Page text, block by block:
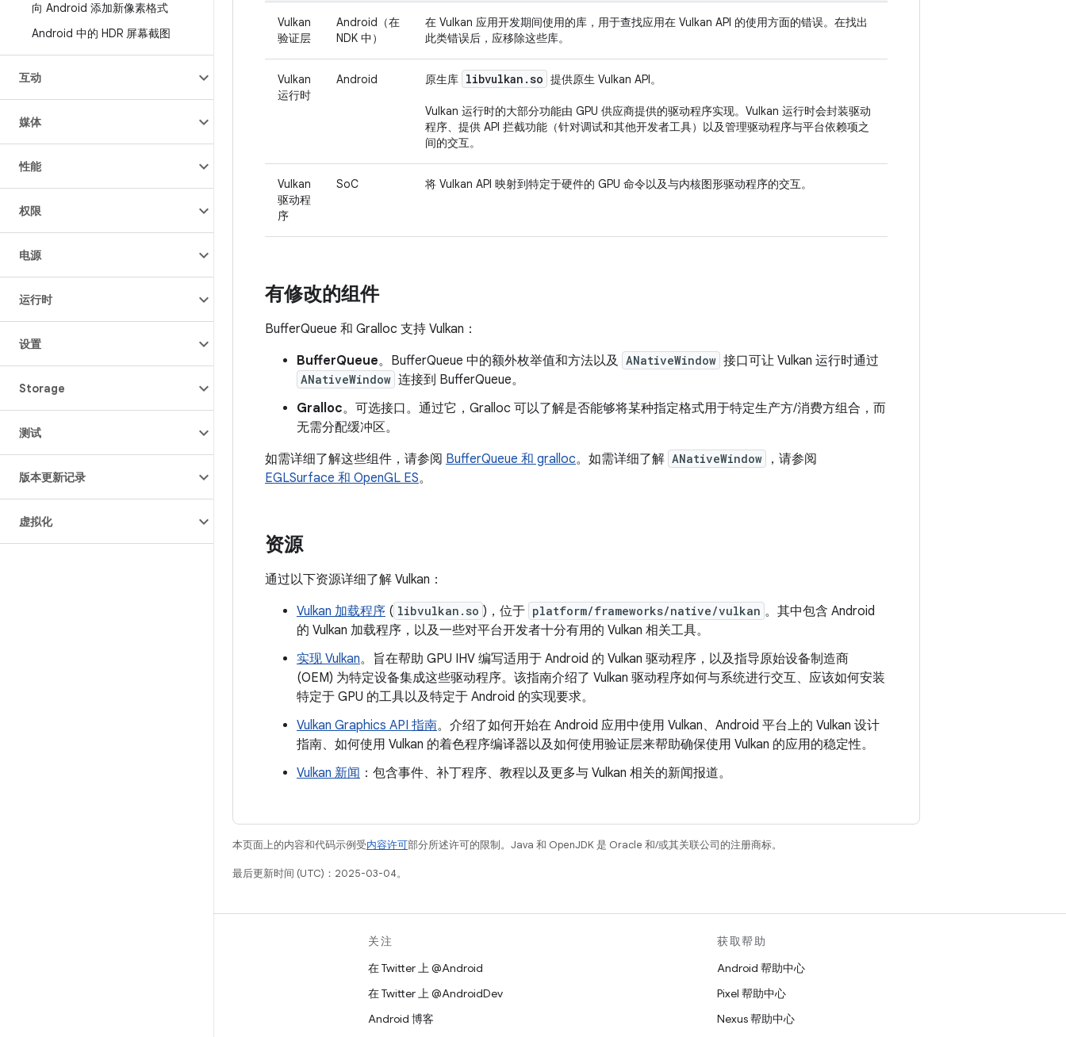
向 Android 添加新像素格式
Android 中的 HDR 屏幕截图
互动
媒体
性能
权限
电源
运行时
设置
Storage
测试
版本更新记录
虚拟化
Vulkan
验证层
Android（在
NDK 中）
在 Vulkan 应用开发期间使用的库，用于查找应用在 Vulkan API 的使用方面的错误。在找出
此类错误后，应移除这些库。
Vulkan
运行时
Android 原生库 libvulkan .so 提供原生 Vulkan API。
Vulkan 运行时的大部分功能由 GPU 供应商提供的驱动程序实现。Vulkan 运行时会封装驱动
程序、提供 API 拦截功能（针对调试和其他开发者工具）以及管理驱动程序与平台依赖项之
间的交互。
Vulkan
驱动程
序
SoC 将 Vulkan API 映射到特定于硬件的 GPU 命令以及与内核图形驱动程序的交互。
有修改的组件
BufferQueue 和 Gralloc 支持 Vulkan：
BufferQueue。BufferQueue 中的额外枚举值和方法以及 ANativeWindow 接口可让 Vulkan 运行时通过
ANativeWindow 连接到 BufferQueue。
Gralloc。可选接口。通过它，Gralloc 可以了解是否能够将某种指定格式用于特定生产方/消费方组合，而
无需分配缓冲区。
如需详细了解这些组件，请参阅 BufferQueue 和 gralloc。如需详细了解 ANativeWindow
，请参阅
EGLSurface 和 OpenGL ES。
资源
通过以下资源详细了解 Vulkan：
Vulkan 加载程序 ( libvulkan.so )，位于 platform/frameworks/native/vulkan 。其中包含 Android
的 Vulkan 加载程序，以及一些对平台开发者十分有用的 Vulkan 相关工具。
实现 Vulkan。旨在帮助 GPU IHV 编写适用于 Android 的 Vulkan 驱动程序，以及指导原始设备制造商
(OEM) 为特定设备集成这些驱动程序。该指南介绍了 Vulkan 驱动程序如何与系统进行交互、应该如何安装
特定于 GPU 的工具以及特定于 Android 的实现要求。
Vulkan Graphics API 指南。介绍了如何开始在 Android 应用中使用 Vulkan、Android 平台上的 Vulkan 设计
指南、如何使用 Vulkan 的着色程序编译器以及如何使用验证层来帮助确保使用 Vulkan 的应用的稳定性。
Vulkan 新闻 ：包含事件、补丁程序、教程以及更多与 Vulkan 相关的新闻报道。
本页面上的内容和代码示例受内容许可部分所述许可的限制。Java 和 OpenJDK 是 Oracle 和/或其关联公司的注册商标。
最后更新时间 (UTC)：2025-03-04。
关注
在 Twitter 上 @Android
在 Twitter 上 @AndroidDev
Android 博客
获取帮助
Android 帮助中心
Pixel 帮助中心
Nexus 帮助中心